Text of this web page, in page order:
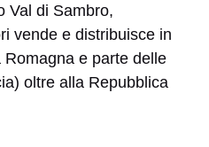
Val di Sambro,
vende e distribuisce in
e parte delle
oltre alla Repubblica